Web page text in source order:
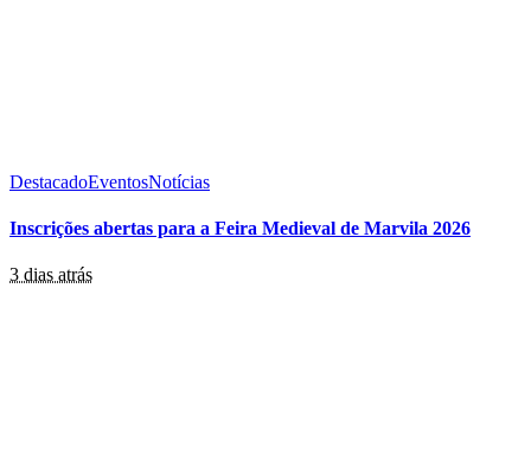
DestacadoEventosNotícias
Inscrições abertas para a Feira Medieval de Marvila 2026
3 dias atrás